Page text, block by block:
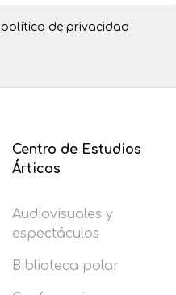
política de privacidad
Centro de Estudios
Árticos
Audiovisuales y
espectáculos
Biblioteca polar